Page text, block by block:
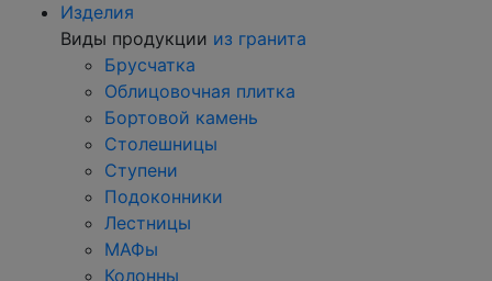
Изделия
Виды продукции из гранита
Брусчатка
Облицовочная плитка
Бортовой камень
Столешницы
Ступени
Подоконники
Лестницы
МАФы
Колонны